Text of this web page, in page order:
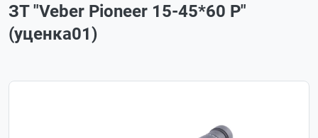
ЗТ "Veber Pioneer 15-45*60 Р"
(уценка01)